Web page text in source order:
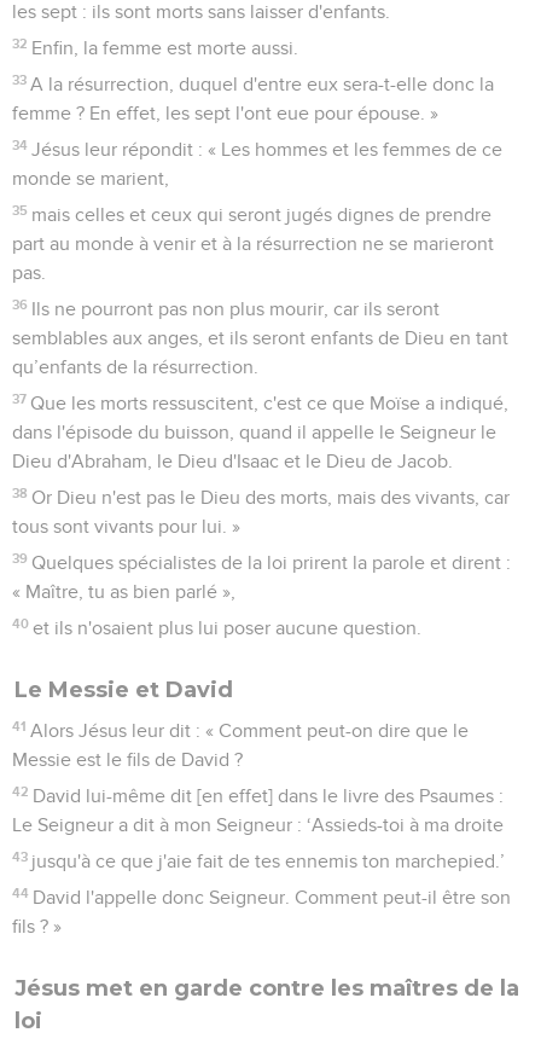
les sept : ils sont morts sans laisser d'enfants.
32 Enfin, la femme est morte aussi.
33 A la résurrection, duquel d'entre eux sera-t-elle donc la
femme ? En effet, les sept l'ont eue pour épouse. »
34 Jésus leur répondit : « Les hommes et les femmes de ce
monde se marient,
35 mais celles et ceux qui seront jugés dignes de prendre
part au monde à venir et à la résurrection ne se marieront
pas.
36 Ils ne pourront pas non plus mourir, car ils seront
semblables aux anges, et ils seront enfants de Dieu en tant
qu’enfants de la résurrection.
37 Que les morts ressuscitent, c'est ce que Moïse a indiqué,
dans l'épisode du buisson, quand il appelle le Seigneur le
Dieu d'Abraham, le Dieu d'Isaac et le Dieu de Jacob.
38 Or Dieu n'est pas le Dieu des morts, mais des vivants, car
tous sont vivants pour lui. »
39 Quelques spécialistes de la loi prirent la parole et dirent :
« Maître, tu as bien parlé »,
40 et ils n'osaient plus lui poser aucune question.
Le Messie et David
41 Alors Jésus leur dit : « Comment peut-on dire que le
Messie est le fils de David ?
42 David lui-même dit [en effet] dans le livre des Psaumes :
Le Seigneur a dit à mon Seigneur : ‘Assieds-toi à ma droite
43 jusqu'à ce que j'aie fait de tes ennemis ton marchepied.’
44 David l'appelle donc Seigneur. Comment peut-il être son
fils ? »
Jésus met en garde contre les maîtres de la
loi